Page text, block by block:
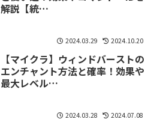
解説【統…
2024.03.29 2024.10.20
【マイクラ】ウィンドバーストの
エンチャント方法と確率！効果や
最大レベル…
2024.03.28 2024.07.08